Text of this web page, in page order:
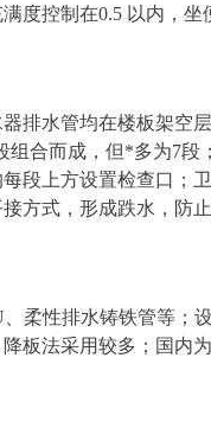
度控制在0.5 以内，
排水管均在楼板架空
合而成，但*多为7
段上方设置检查口；
方式，形成跌水，防
柔性排水铸铁管等；
板法采用较多；国内